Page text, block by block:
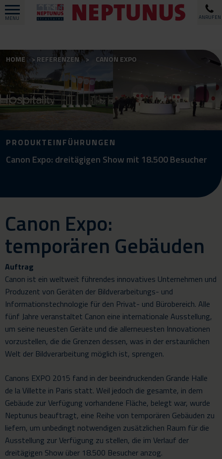
MENU ANRUFEN
HOME REFERENZEN CANON EXPO
PRODUKTEINFÜHRUNGEN
Canon Expo: dreitägigen Show mit 18.500 Besucher
Canon Expo:
temporären Gebäuden
Auftrag
Canon ist ein weltweit führendes innovatives Unternehmen und
Produzent von Geräten der Bildverarbeitungs- und
Informationstechnologie für den Privat- und Bürobereich. Alle
fünf Jahre veranstaltet Canon eine internationale Ausstellung,
um seine neuesten Geräte und die allerneuesten Innovationen
vorzustellen, die die Grenzen dessen, was in der erstaunlichen
Welt der Bildverarbeitung möglich ist, sprengen.
Canons EXPO 2015 fand in der beeindruckenden Grande Halle
de la Villette in Paris statt. Weil jedoch die gesamte, in dem
Gebäude zur Verfügung vorhandene Fläche, belegt war, wurde
Neptunus beauftragt, eine Reihe von temporären Gebäuden zu
liefern, um unbedingt notwendigen zusätzlichen Raum für die
Ausstellung zur Verfügung zu stellen, die im Verlauf der
dreitägigen Show über 18.500 Besucher anzog.